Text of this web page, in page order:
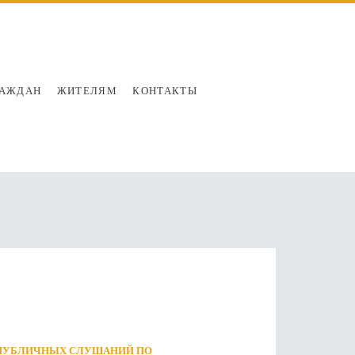
ЖИТЕЛЯМ КОНТАКТЫ
СЛУШАНИЙ ПО